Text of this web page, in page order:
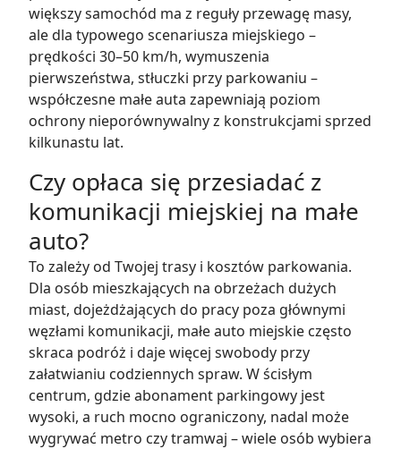
większy samochód ma z reguły przewagę masy,
ale dla typowego scenariusza miejskiego –
prędkości 30–50 km/h, wymuszenia
pierwszeństwa, stłuczki przy parkowaniu –
współczesne małe auta zapewniają poziom
ochrony nieporównywalny z konstrukcjami sprzed
kilkunastu lat.
Czy opłaca się przesiadać z
komunikacji miejskiej na małe
auto?
To zależy od Twojej trasy i kosztów parkowania.
Dla osób mieszkających na obrzeżach dużych
miast, dojeżdżających do pracy poza głównymi
węzłami komunikacji, małe auto miejskie często
skraca podróż i daje więcej swobody przy
załatwianiu codziennych spraw. W ścisłym
centrum, gdzie abonament parkingowy jest
wysoki, a ruch mocno ograniczony, nadal może
wygrywać metro czy tramwaj – wiele osób wybiera